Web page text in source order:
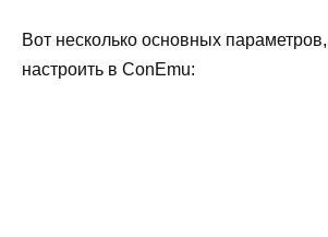
Вот несколько основных
настроить в ConEmu: